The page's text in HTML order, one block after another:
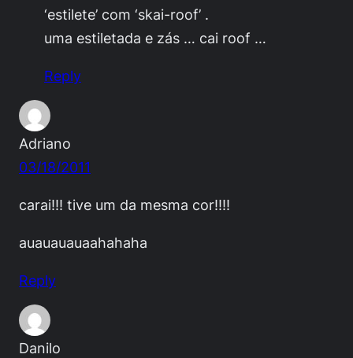
‘estilete’ com ‘skai-roof’ .
uma estiletada e zás … cai roof …
Reply
Adriano
03/18/2011
carai!!! tive um da mesma cor!!!!
auauauauaahahaha
Reply
Danilo